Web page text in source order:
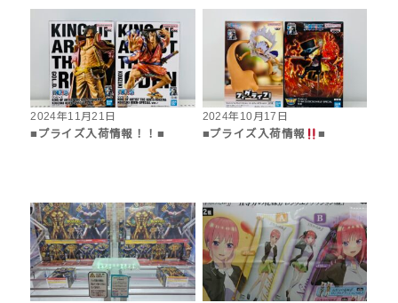
2024年11月21日
■プライズ入荷情報！！■
2024年10月17日
■プライズ入荷情報
■